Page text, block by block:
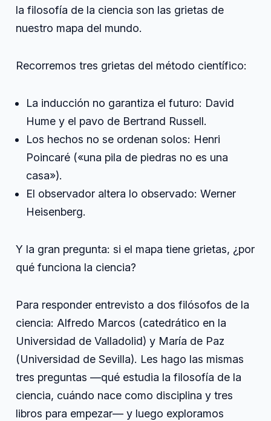
la filosofía de la ciencia son las grietas de
nuestro mapa del mundo.
Recorremos tres grietas del método científico:
La inducción no garantiza el futuro: David
Hume y el pavo de Bertrand Russell.
Los hechos no se ordenan solos: Henri
Poincaré («una pila de piedras no es una
casa»).
El observador altera lo observado: Werner
Heisenberg.
Y la gran pregunta: si el mapa tiene grietas, ¿por
qué funciona la ciencia?
Para responder entrevisto a dos filósofos de la
ciencia: Alfredo Marcos (catedrático en la
Universidad de Valladolid) y María de Paz
(Universidad de Sevilla). Les hago las mismas
tres preguntas —qué estudia la filosofía de la
ciencia, cuándo nace como disciplina y tres
libros para empezar— y luego exploramos